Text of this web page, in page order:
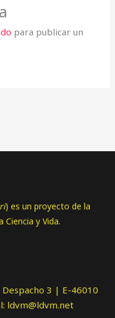
para publicar un
) es un proyecto de la
y Vida.
Despacho 3 | E-46010
ldvm@ldvm.net